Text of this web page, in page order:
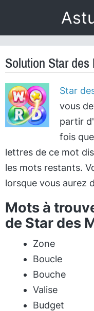
Solution Star des
Star
vous
partir
fois
lettres de ce mot
les mots restants.
lorsque vous aurez
Mots à
de Star des
Zone
Boucle
Bouche
Valise
Budget